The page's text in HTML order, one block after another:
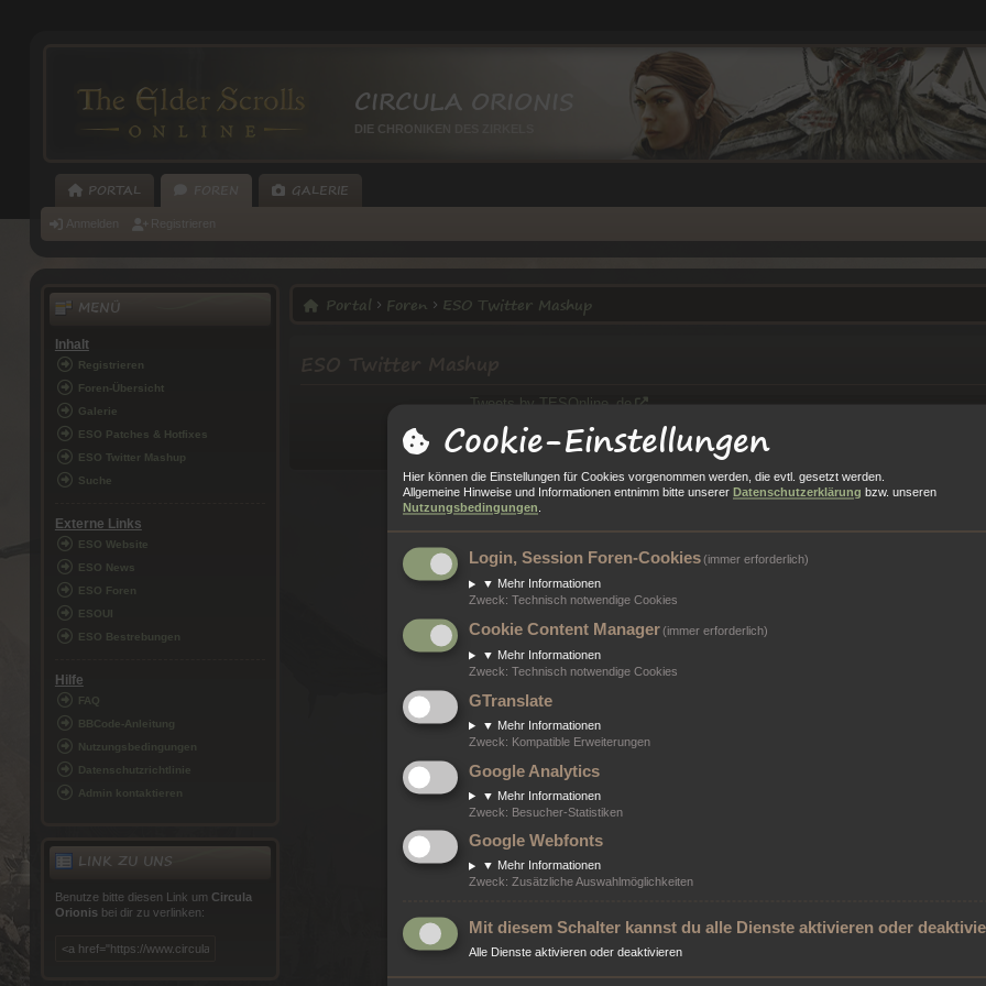
CIRCULA ORIONIS
DIE CHRONIKEN DES ZIRKELS
PORTAL GALERIE
Anmelden Registrieren
Portal Foren ESO Twitter Mashup
Tweets by TESOnline_de
MENÜ
Inhalt
Registrieren
Foren-Übersicht
Galerie
ESO Patches & Hotfixes
ESO Twitter Mashup
Suche
Externe Links
ESO Website
ESO News
ESO Foren
ESOUI
ESO Bestrebungen
Hilfe
FAQ
BBCode-Anleitung
Nutzungsbedingungen
Datenschutzrichtlinie
Admin kontaktieren
LINK ZU UNS
Benutze bitte diesen Link um Circula
Orionisbei dir zu verlinken:
Cookie-Einstellungen
Hier können die Einstellungen für Cookies vorgenommen werden, die evtl. gesetzt werden.
Allgemeine Hinweise und Informationen entnimm bitte unserer Datenschutzerklärung bzw. unseren
Nutzungsbedingungen.
Login, Session Foren-Cookies(immer erforderlich)
▼ Mehr Informationen
Zweck: Technisch notwendige Cookies
Cookie Content Manager(immer erforderlich)
▼ Mehr Informationen
Zweck: Technisch notwendige Cookies
GTranslate
▼ Mehr Informationen
Zweck: Kompatible Erweiterungen
Google Analytics
▼ Mehr Informationen
Zweck: Besucher-Statistiken
Google Webfonts
▼ Mehr Informationen
Zweck: Zusätzliche Auswahlmöglichkeiten
Mit diesem Schalter kannst du alle Dienste aktivieren oder
Alle Dienste aktivieren oder deaktivieren